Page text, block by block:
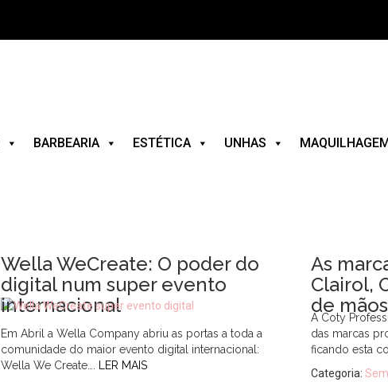
BARBEARIA ESTÉTICA UNHAS
Wella WeCreate: O poder do
digital num super evento
internacional
Em Abril a Wella Company abriu as portas a toda a
comunidade do maior evento digital internacional:
Wella We Create….
LER MAIS
As
Clairol,
de mãos
A Coty
das marcas
ficando esta
Categoria: